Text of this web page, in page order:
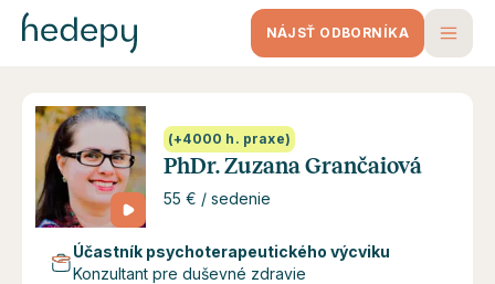
NÁJSŤ ODBORNÍKA
(+4000 h. praxe)
PhDr. Zuzana Grančaiová
55 € / sedenie
Účastník psychoterapeutického výcviku
Konzultant pre duševné zdravie